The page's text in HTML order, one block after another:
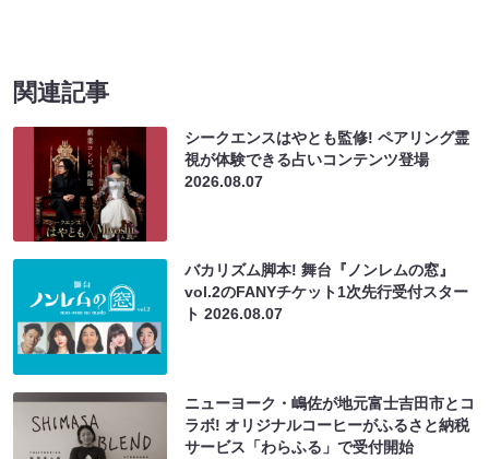
関連記事
シークエンスはやとも監修! ペアリング霊
視が体験できる占いコンテンツ登場
2026.08.07
バカリズム脚本! 舞台『ノンレムの窓』
vol.2のFANYチケット1次先行受付スター
ト2026.08.07
ニューヨーク・嶋佐が地元富士吉田市とコ
ラボ! オリジナルコーヒーがふるさと納税
サービス「わらふる」で受付開始